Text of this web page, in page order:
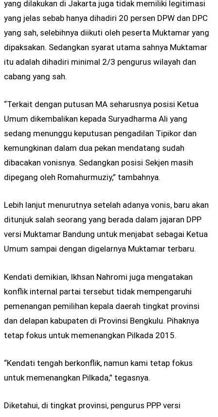
yang dilakukan di Jakarta juga tidak memiliki legitimasi
yang jelas sebab hanya dihadiri 20 persen DPW dan DPC
yang sah, selebihnya diikuti oleh peserta Muktamar yang
dipaksakan. Sedangkan syarat utama sahnya Muktamar
itu adalah dihadiri minimal 2/3 pengurus wilayah dan
cabang yang sah.
“Terkait dengan putusan MA seharusnya posisi Ketua
Umum dikembalikan kepada Suryadharma Ali yang
sedang menunggu keputusan pengadilan Tipikor dan
kemungkinan dalam dua pekan mendatang sudah
dibacakan vonisnya. Sedangkan posisi Sekjen masih
dipegang oleh Romahurmuziy,” tambahnya.
Lebih lanjut menurutnya setelah adanya vonis, baru akan
ditunjuk salah seorang yang berada dalam jajaran DPP
versi Muktamar Bandung untuk menjabat sebagai Ketua
Umum sampai dengan digelarnya Muktamar terbaru.
Kendati demikian, Ikhsan Nahromi juga mengatakan
konflik internal partai tersebut tidak mempengaruhi
pemenangan pemilihan kepala daerah tingkat provinsi
dan delapan kabupaten di Provinsi Bengkulu. Pihaknya
tetap fokus untuk memenangkan Pilkada 2015.
“Kendati tengah berkonflik, namun kami tetap fokus
untuk memenangkan Pilkada,” tegasnya.
Diketahui, di tingkat provinsi, pengurus PPP versi